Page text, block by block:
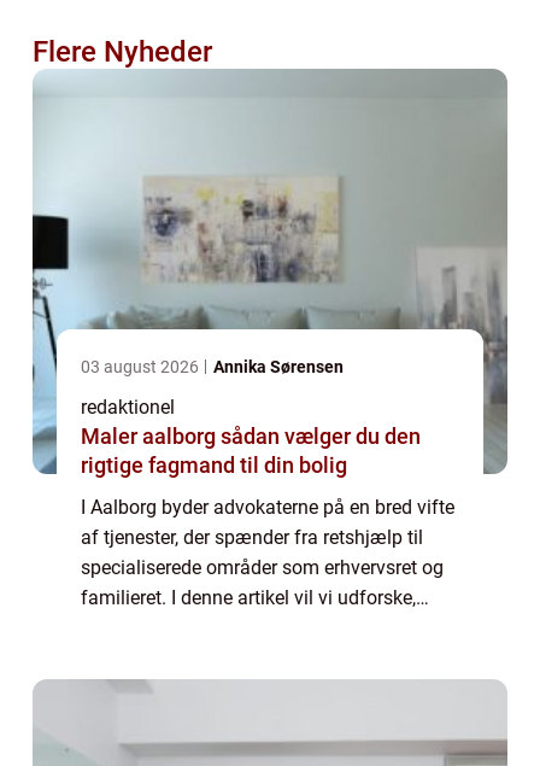
Flere Nyheder
03 august 2026 Annika Sørensen
redaktionel
Maler aalborg sådan vælger du den
rigtige fagmand til din bolig
I Aalborg byder advokaterne på en bred vifte
af tjenester, der spænder fra retshjælp til
specialiserede områder som erhvervsret og
familieret. I denne artikel vil vi udforske,